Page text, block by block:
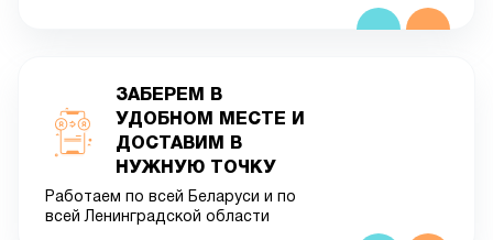
ЗАБЕРЕМ В
УДОБНОМ МЕСТЕ И
ДОСТАВИМ В
НУЖНУЮ ТОЧКУ
Работаем по всей Беларуси и по
всей Ленинградской области